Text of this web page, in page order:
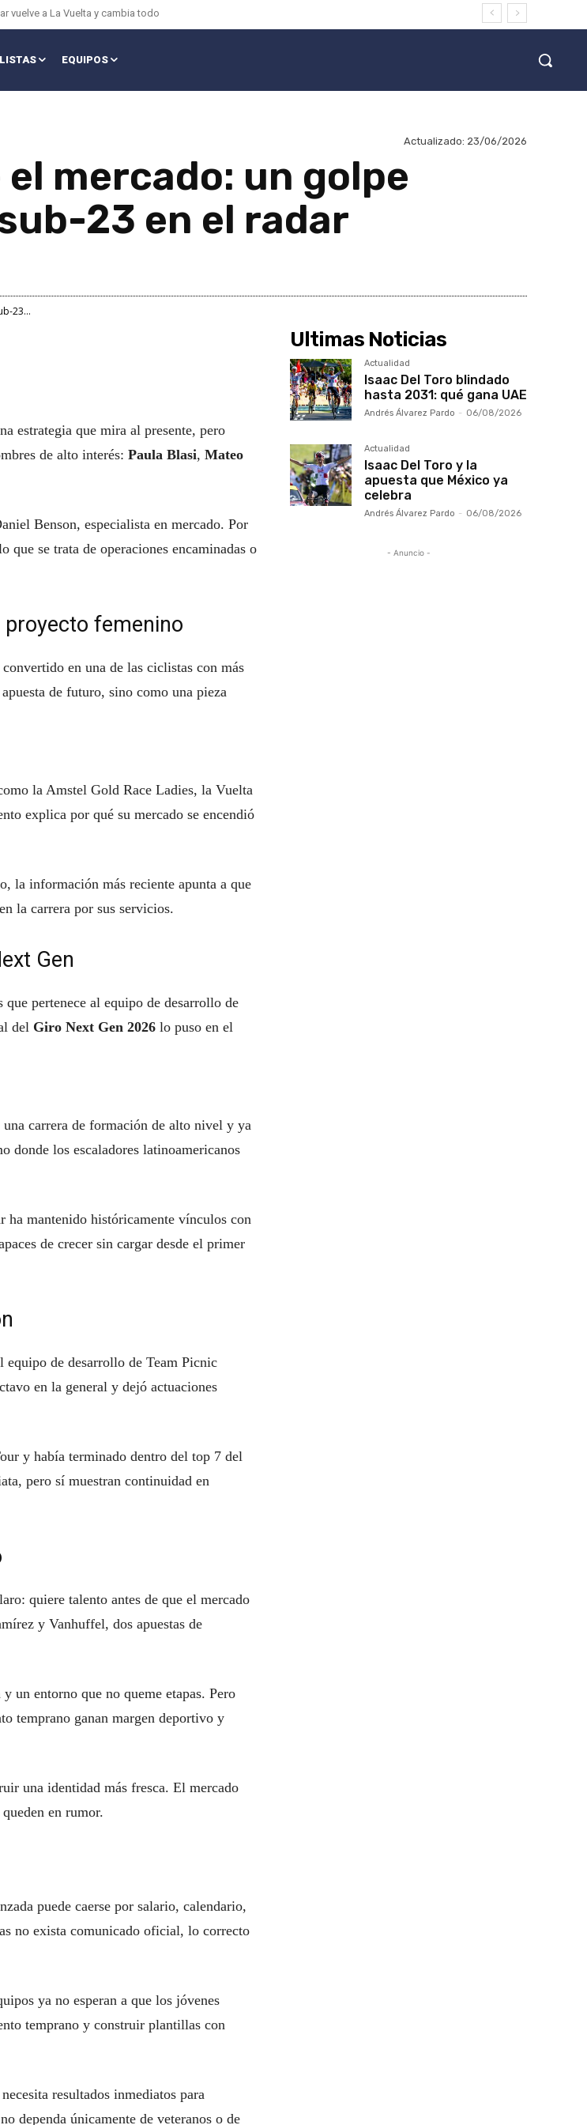
vuelve a La Vuelta y cambia todo
EQUIPOS
Actualizado: 23/06/2026
mercado: un golpe
23 en el radar
23...
estrategia que mira al presente, pero
de alto interés: Paula Blasi, Mateo
Benson, especialista en mercado. Por
se trata de operaciones encaminadas o
proyecto femenino
en una de las ciclistas con más
de futuro, sino como una pieza
la Amstel Gold Race Ladies, la Vuelta
explica por qué su mercado se encendió
la información más reciente apunta a que
la carrera por sus servicios.
Gen
pertenece al equipo de desarrollo de
del Giro Next Gen 2026 lo puso en el
carrera de formación de alto nivel y ya
donde los escaladores latinoamericanos
mantenido históricamente vínculos con
de crecer sin cargar desde el primer
equipo de desarrollo de Team Picnic
en la general y dejó actuaciones
y había terminado dentro del top 7 del
pero sí muestran continuidad en
quiere talento antes de que el mercado
y Vanhuffel, dos apuestas de
un entorno que no queme etapas. Pero
temprano ganan margen deportivo y
una identidad más fresca. El mercado
en rumor.
puede caerse por salario, calendario,
no exista comunicado oficial, lo correcto
ya no esperan a que los jóvenes
temprano y construir plantillas con
resultados inmediatos para
dependa únicamente de veteranos o de
Ultimas Noticias
Actualidad
Isaac Del Toro blindado
hasta 2031: qué gana UAE
Andrés Álvarez Pardo - 06/08/2026
Actualidad
Isaac Del Toro y la
apuesta que México ya
celebra
Andrés Álvarez Pardo - 06/08/2026
- Anuncio -